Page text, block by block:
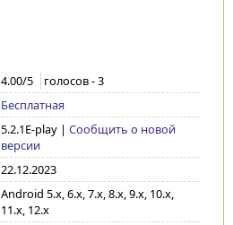
4.00/5 голосов -3
Бесплатная
5.2.1E-play| Сообщить о новой
версии
22.12.2023
Android 5.x, 6.x, 7.x, 8.x, 9.x, 10.x,
11.x, 12.x